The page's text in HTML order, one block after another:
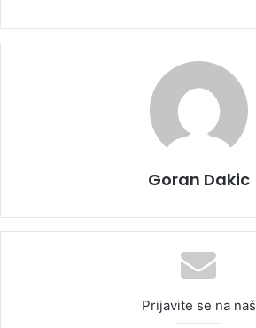
Goran Dakic
Prijavite se na naš